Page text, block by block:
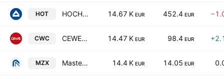
HOT HOCHTIEF Aktiengesellschaft 14.67 K EUR 452.4 EUR
CWC CEWE Stiftung & Co. KGaA 14.47 K EUR 98.4 EUR
MZX Masterflex SE 14.4 K EUR 14.05 EUR